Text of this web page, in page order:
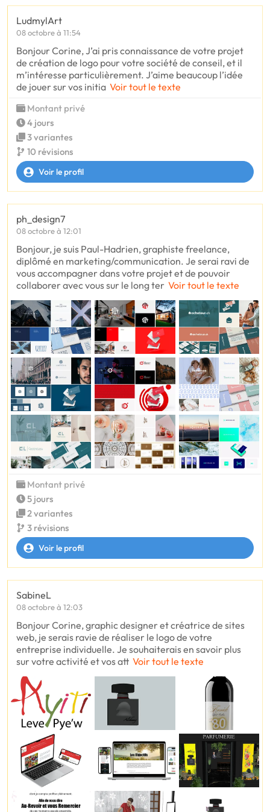
LudmylArt
08 octobre à 11:54
Bonjour Corine, J’ai pris connaissance de votre projet
de création de logo pour votre société de conseil, et il
m’intéresse particulièrement. J’aime beaucoup l’idée
de jouer sur vos initia Voir tout le texte
Montant privé
4 jours
3 variantes
10 révisions
Voir le profil
ph_design7
08 octobre à 12:01
Bonjour, je suis Paul-Hadrien, graphiste freelance,
diplômé en marketing/communication. Je serai ravi de
vous accompagner dans votre projet et de pouvoir
collaborer avec vous sur le long ter Voir tout le texte
Montant privé
5 jours
2 variantes
3 révisions
Voir le profil
SabineL
08 octobre à 12:03
Bonjour Corine, graphic designer et créatrice de sites
web, je serais ravie de réaliser le logo de votre
entreprise individuelle. Je souhaiterais en savoir plus
sur votre activité et vos att Voir tout le texte